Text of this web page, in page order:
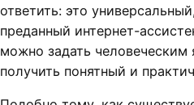
ответить: это
преданный интернет-
можно задать человеческим
получить понятный и